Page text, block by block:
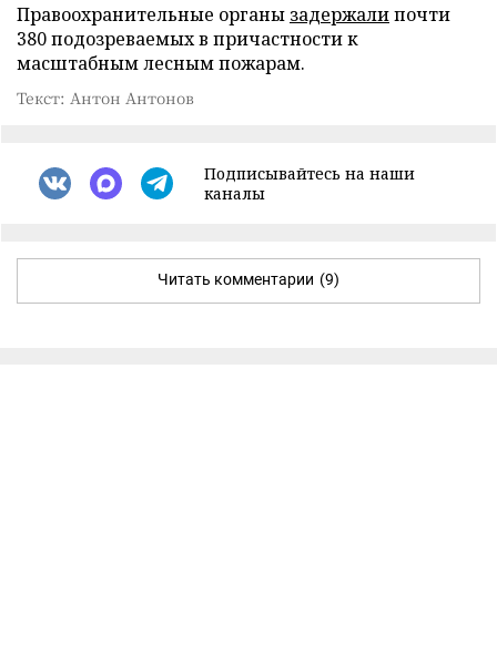
Правоохранительные органы задержалипочти
380 подозреваемых в причастности к
масштабным лесным пожарам.
Текст: Антон Антонов
Подписывайтесь на наши
каналы
Читать комментарии (9)